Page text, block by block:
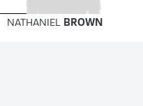
NATHANIEL BROWN